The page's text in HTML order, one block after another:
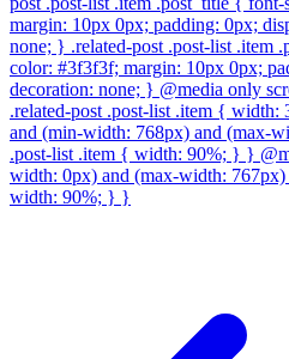
margin: 10px 0px; padding: 0px;
none; } .related-post .post-list .item
color: #3f3f3f; margin: 10px 0px;
decoration: none; } @media only
.related-post .post-list .item {
and (min-width: 768px) and (max-
.post-list .item { width: 90%; } }
width: 0px) and (max-width:
width: 90%; } }